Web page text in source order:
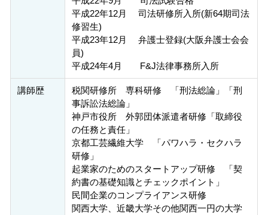
平成22年12月 司法研修所入所(新64期司法
修習生)
平成23年12月 弁護士登録(大阪弁護士会会
員)
平成24年4月 F&J法律事務所入所
講師歴
税関研修所 専科研修 「刑法総論」「刑
事訴訟法総論」
神戸市役所 外郭団体派遣者研修「取締役
の任務と責任」
京都工芸繊維大学 「パワハラ・セクハラ
研修」
起業家のためのスタートアップ研修 「契
約書の基礎知識とチェックポイント」
民間企業のコンプライアンス研修
関西大学、近畿大学その他関西一円の大学